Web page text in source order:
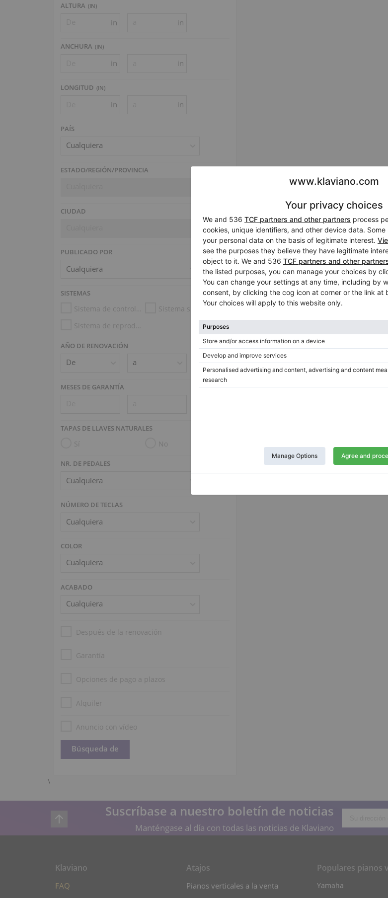
ALTURA (IN)
in in
ANCHURA (IN)
in in
LONGITUD (IN)
in in
PAÍS
Cualquiera
ESTADO/REGIÓN/PROVINCIA
CIUDAD
PUBLICADO POR
SISTEMAS
Sistema de control de la humedad
Sistema silencioso
Sistema de reproducción (e.g. Disklavier, PianoDisc)
AÑO DE RENOVACIÓN
MESES DE GARANTÍA
TAPAS DE LLAVES NATURALES
Sí No
NR. DE PEDALES
NÚMERO DE TECLAS
COLOR
ACABADO
Después de la renovación
Garantía
Opciones de pago a plazos
Alquiler
Anuncio con vídeo
\
Suscríbase a nuestro boletín de noticias
Manténgase al día con todas las noticias de Klaviano
Klaviano
FAQ
Atajos
Pianos verticales a la venta
Populares pianos
Yamaha